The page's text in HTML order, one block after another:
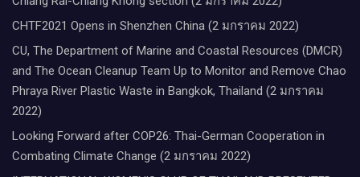
CHTF2021 Opens in Shenzhen China (2 มกราคม 2022)
CU, The Department of Marine and Coastal Resources (DMCR)
and The Ocean Cleanup Team Up to Monitor and Remove Chao
Phraya River Plastic Waste in Bangkok, Thailand (2 มกราคม
2022)
Looking Forward after COP26: Thai-German Cooperation in
Combating Climate Change (2 มกราคม 2022)